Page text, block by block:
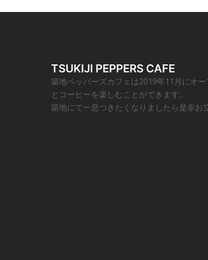
TSUKIJI PEPPERS CAFE
築地ペッパーズカフェは2019年11月にオ
とコーヒーを楽しむことができます。
築地にて一息つきたくなりましたら是非お